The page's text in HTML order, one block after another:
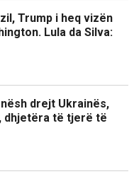
Trump i heq vizën
Lula da Silva:
drejt Ukrainës,
dhjetëra të tjerë të